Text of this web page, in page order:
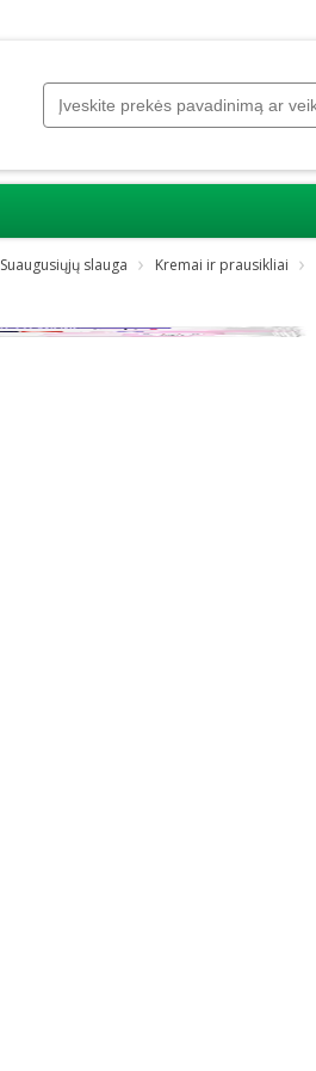
Suaugusiųjų slauga Kremai ir prausikliai